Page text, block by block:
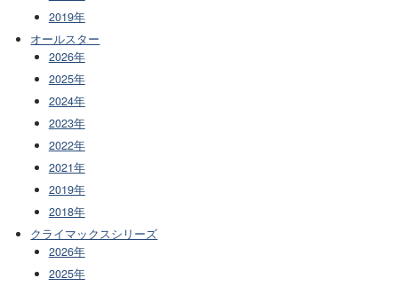
2019年
オールスター
2026年
2025年
2024年
2023年
2022年
2021年
2019年
2018年
クライマックスシリーズ
2026年
2025年